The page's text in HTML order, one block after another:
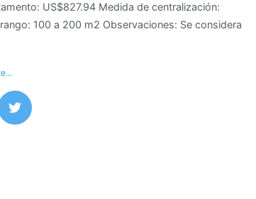
US$827.94 Medida de centralización:
100 a 200 m2 Observaciones: Se considera